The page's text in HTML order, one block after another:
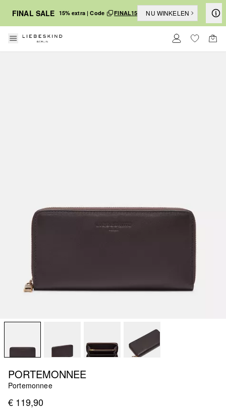
FINAL SALE 15% extra | Code FINAL15 NU WINKELEN
PORTEMONNEE
Portemonnee
€ 119,90